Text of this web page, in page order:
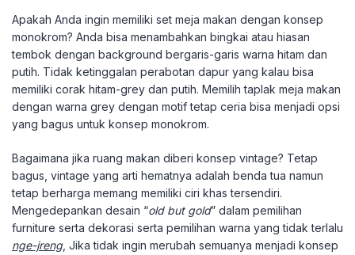
Apakah Anda ingin memiliki set meja makan dengan konsep
monokrom? Anda bisa menambahkan bingkai atau hiasan
tembok dengan background bergaris-garis warna hitam dan
putih. Tidak ketinggalan perabotan dapur yang kalau bisa
memiliki corak hitam-grey dan putih. Memilih taplak meja makan
dengan warna grey dengan motif tetap ceria bisa menjadi opsi
yang bagus untuk konsep monokrom.
Bagaimana jika ruang makan diberi konsep vintage? Tetap
bagus, vintage yang arti hematnya adalah benda tua namun
tetap berharga memang memiliki ciri khas tersendiri.
Mengedepankan desain “old but gold” dalam pemilihan
furniture serta dekorasi serta pemilihan warna yang tidak terlalu
nge-jreng, Jika tidak ingin merubah semuanya menjadi konsep